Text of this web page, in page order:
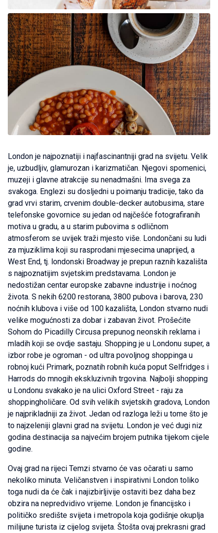
London je najpoznatiji i najfascinantniji grad na svijetu. Velik
je, uzbudljiv, glamurozan i karizmatičan. Njegovi spomenici,
muzeji i glavne atrakcije su nenadmašni. Ima svega za
svakoga. Englezi su dosljedni u poimanju tradicije, tako da
grad vrvi starim, crvenim double-decker autobusima, stare
telefonske govornice su jedan od najčešće fotografiranih
motiva u gradu, a u starim pubovima s odličnom
atmosferom se uvijek traži mjesto više. Londončani su ludi
za mjuziklima koji su rasprodani mjesecima unaprijed, a
West End, tj. londonski Broadway je prepun raznih kazališta
s najpoznatijim svjetskim predstavama. London je
nedostižan centar europske zabavne industrije i noćnog
života. S nekih 6200 restorana, 3800 pubova i barova, 230
noćnih klubova i više od 100 kazališta, London stvarno nudi
velike mogućnosti za dobar i zabavan život. Prošećite
Sohom do Picadilly Circusa prepunog neonskih reklama i
mladih koji se ovdje sastaju. Shopping je u Londonu super, a
izbor robe je ogroman - od ultra povoljnog shoppinga u
robnoj kući Primark, poznatih robnih kuća poput Selfridges i
Harrods do mnogih ekskluzivnih trgovina. Najbolji shopping
u Londonu svakako je na ulici Oxford Street - raju za
shoppingholičare. Od svih velikih svjetskih gradova, London
je najprikladniji za život. Jedan od razloga leži u tome što je
to najzeleniji glavni grad na svijetu. London je već dugi niz
godina destinacija sa najvećim brojem putnika tijekom cijele
godine.
Ovaj grad na rijeci Temzi stvarno će vas očarati u samo
nekoliko minuta. Veličanstven i inspirativni London toliko
toga nudi da će čak i najizbirljivije ostaviti bez daha bez
obzira na nepredvidivo vrijeme. London je financijsko i
političko središte svijeta i metropola koja godišnje okuplja
milijune turista iz cijelog svijeta. Štošta ovaj prekrasni grad